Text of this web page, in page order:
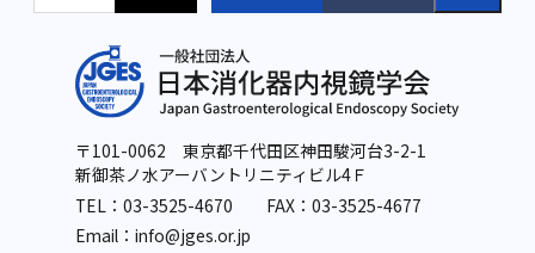
〒101-0062 東京都千代田区神田駿河台3-2-1
新御茶ノ水アーバントリニティビル4Ｆ
TEL：03-3525-4670 FAX：03-3525-4677
Email：info@jges.or.jp